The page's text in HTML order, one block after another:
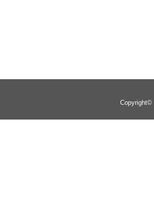
Copyright©